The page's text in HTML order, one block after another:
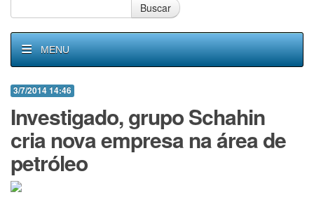
Buscar
MENU
3/7/2014 14:46
Investigado, grupo Schahin
cria nova empresa na área de
petróleo